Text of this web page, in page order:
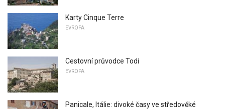
Karty Cinque Terre
EVROPA
Cestovní průvodce Todi
EVROPA
Panicale, Itálie: divoké časy ve středověké